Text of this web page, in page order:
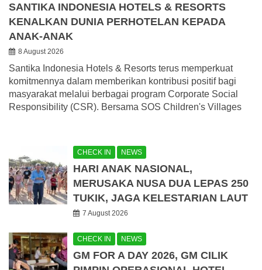
SANTIKA INDONESIA HOTELS & RESORTS
KENALKAN DUNIA PERHOTELAN KEPADA
ANAK-ANAK
8 August 2026
Santika Indonesia Hotels & Resorts terus memperkuat
komitmennya dalam memberikan kontribusi positif bagi
masyarakat melalui berbagai program Corporate Social
Responsibility (CSR). Bersama SOS Children's Villages
CHECK IN NEWS
HARI ANAK NASIONAL,
MERUSAKA NUSA DUA LEPAS 250
TUKIK, JAGA KELESTARIAN LAUT
7 August 2026
CHECK IN NEWS
GM FOR A DAY 2026, GM CILIK